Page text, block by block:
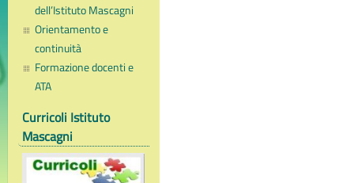
dell’Istituto Mascagni
Orientamento e
continuità
Formazione docenti e
ATA
Curricoli Istituto
Mascagni